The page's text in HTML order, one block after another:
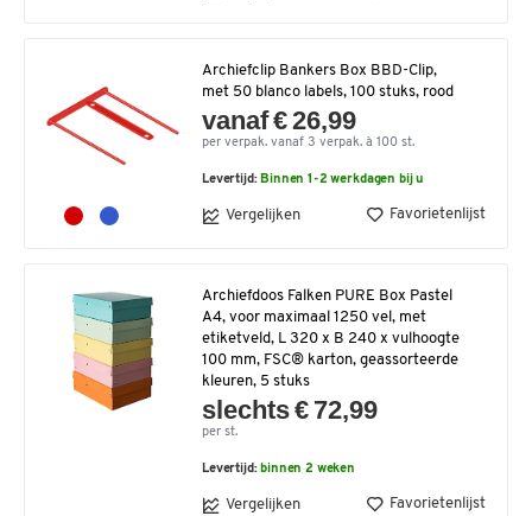
Archiefclip Bankers Box BBD-Clip,
met 50 blanco labels, 100 stuks, rood
vanaf € 26,99
per verpak. vanaf 3 verpak. à 100 st.
Levertijd: Binnen 1-2 werkdagen bij u
Vergelijken Favorietenlijst
Archiefdoos Falken PURE Box Pastel
A4, voor maximaal 1250 vel, met
etiketveld, L 320 x B 240 x vulhoogte
100 mm, FSC® karton, geassorteerde
kleuren, 5 stuks
slechts € 72,99
per st.
Levertijd: binnen 2 weken
Vergelijken Favorietenlijst